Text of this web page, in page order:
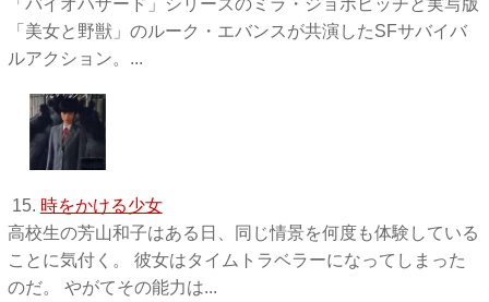
「美女と野獣」のルーク・エバンスが共演したSFサバイバ
ルアクション。...
15. 時をかける少女
高校生の芳山和子はある日、同じ情景を何度も体験している
ことに気付く。 彼女はタイムトラベラーになってしまった
のだ。 やがてその能力は...